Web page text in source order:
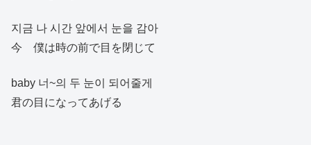
지금 나 시간 앞에서 눈을 감아
今 僕は時の前で目を閉じて
baby 너~의 두 눈이 되어줄게
君の目になってあげる